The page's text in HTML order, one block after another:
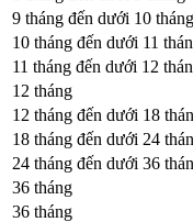
9 tháng đến dưới 10 tháng
10 tháng đến dưới 11
11 tháng đến dưới 12
12 tháng
12 tháng đến dưới 18
18 tháng đến dưới 24
24 tháng đến dưới 36
36 tháng
36 tháng